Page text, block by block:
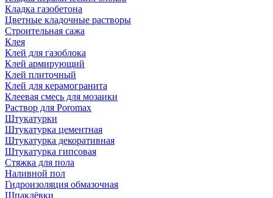
Кладка газобетона
Цветные кладочные растворы
Строительная сажа
Клея
Клей для газоблока
Клей армирующий
Клей плиточный
Клей для керамогранита
Клеевая смесь для мозаики
Раствор для Poromax
Штукатурки
Штукатурка цементная
Штукатурка декоративная
Штукатурка гипсовая
Стяжка для пола
Наливной пол
Гидроизоляция обмазочная
Шпаклёвки